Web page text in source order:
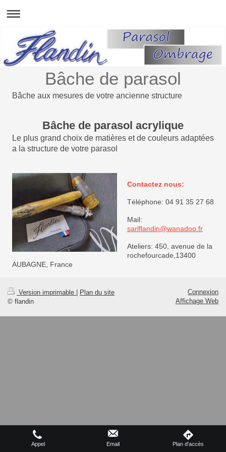
Bâche de parasol
Bâche aux mesures de votre ancienne structure
Bâche de parasol acrylique
Le plus grand choix de matières et de couleurs adaptées
a la structure de votre parasol
Contactez nous:
Téléphone: 04 91 35 27 68
Mail:
sarlflandin@wanadoo.fr
Ateliers: 450, avenue de la
rochefourcade,13400
AUBAGNE, France
Version imprimable
Plan du site
© flandin
Connexion
Affichage Web
Appel Email Plan d'accès